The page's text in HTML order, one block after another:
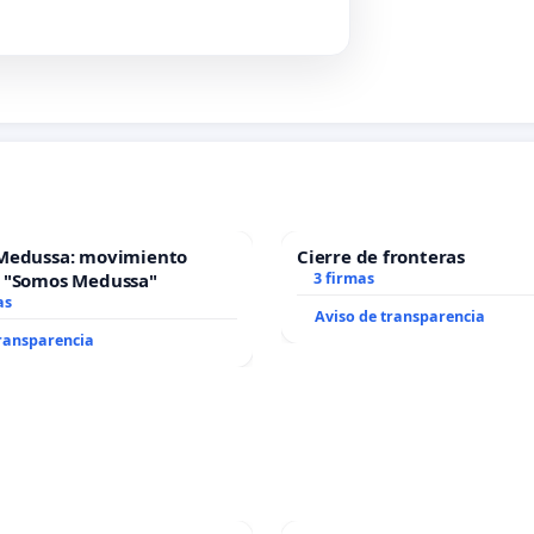
movimiento
Medussa"
Cierre de fronteras
3 firmas
Aviso de transparencia